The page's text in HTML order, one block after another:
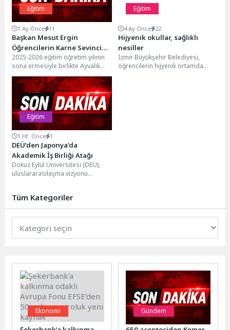
Eğitim
1 Ay Önce 11
Başkan Mesut Ergin
Öğrencilerin Karne Sevincine
Ortak Oldu
2025-2026 eğitim öğretim yılının
sona ermesiyle birlikte Ayvalık
Atatürk İlkokulu’nda karne dağıtım
töreni düzenlendi. Törene...
Eğitim
4 Ay Önce 22
Hijyenik okullar, sağlıklı
nesiller
İzmir Büyükşehir Belediyesi,
öğrencilerin hijyenik ortamda
Eğitim
1 Hf. Önce 1
DEÜ’den Japonya’da
Akademik İş Birliği Atağı
Dokuz Eylül Üniversitesi (DEÜ),
uluslararasılaşma vizyonu
akademik ilişkilerini
güçlendirmeye devam...
Tüm Kategoriler
Ekonomi Gündem